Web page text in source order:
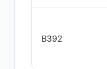
B392